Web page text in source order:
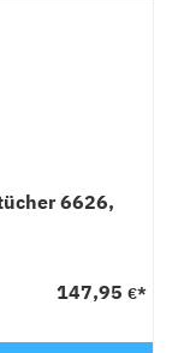
6626,
147,95 €*